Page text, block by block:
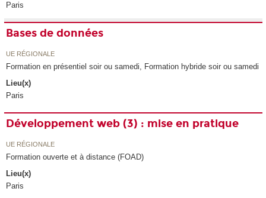
Paris
Bases de données
UE RÉGIONALE
Formation en présentiel soir ou samedi, Formation hybride soir ou samedi
Lieu(x)
Paris
Développement web (3) : mise en pratique
UE RÉGIONALE
Formation ouverte et à distance (FOAD)
Lieu(x)
Paris